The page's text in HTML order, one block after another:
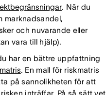
. När du
marknadsandel,
och nuvarande eller
vara till hjälp).
har en bättre uppfattning
. En mall för riskmatris
på sannolikheten för att
inträffar. På så sätt vet